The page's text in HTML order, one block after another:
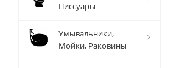
Писсуары
Умывальники,
Мойки, Раковины